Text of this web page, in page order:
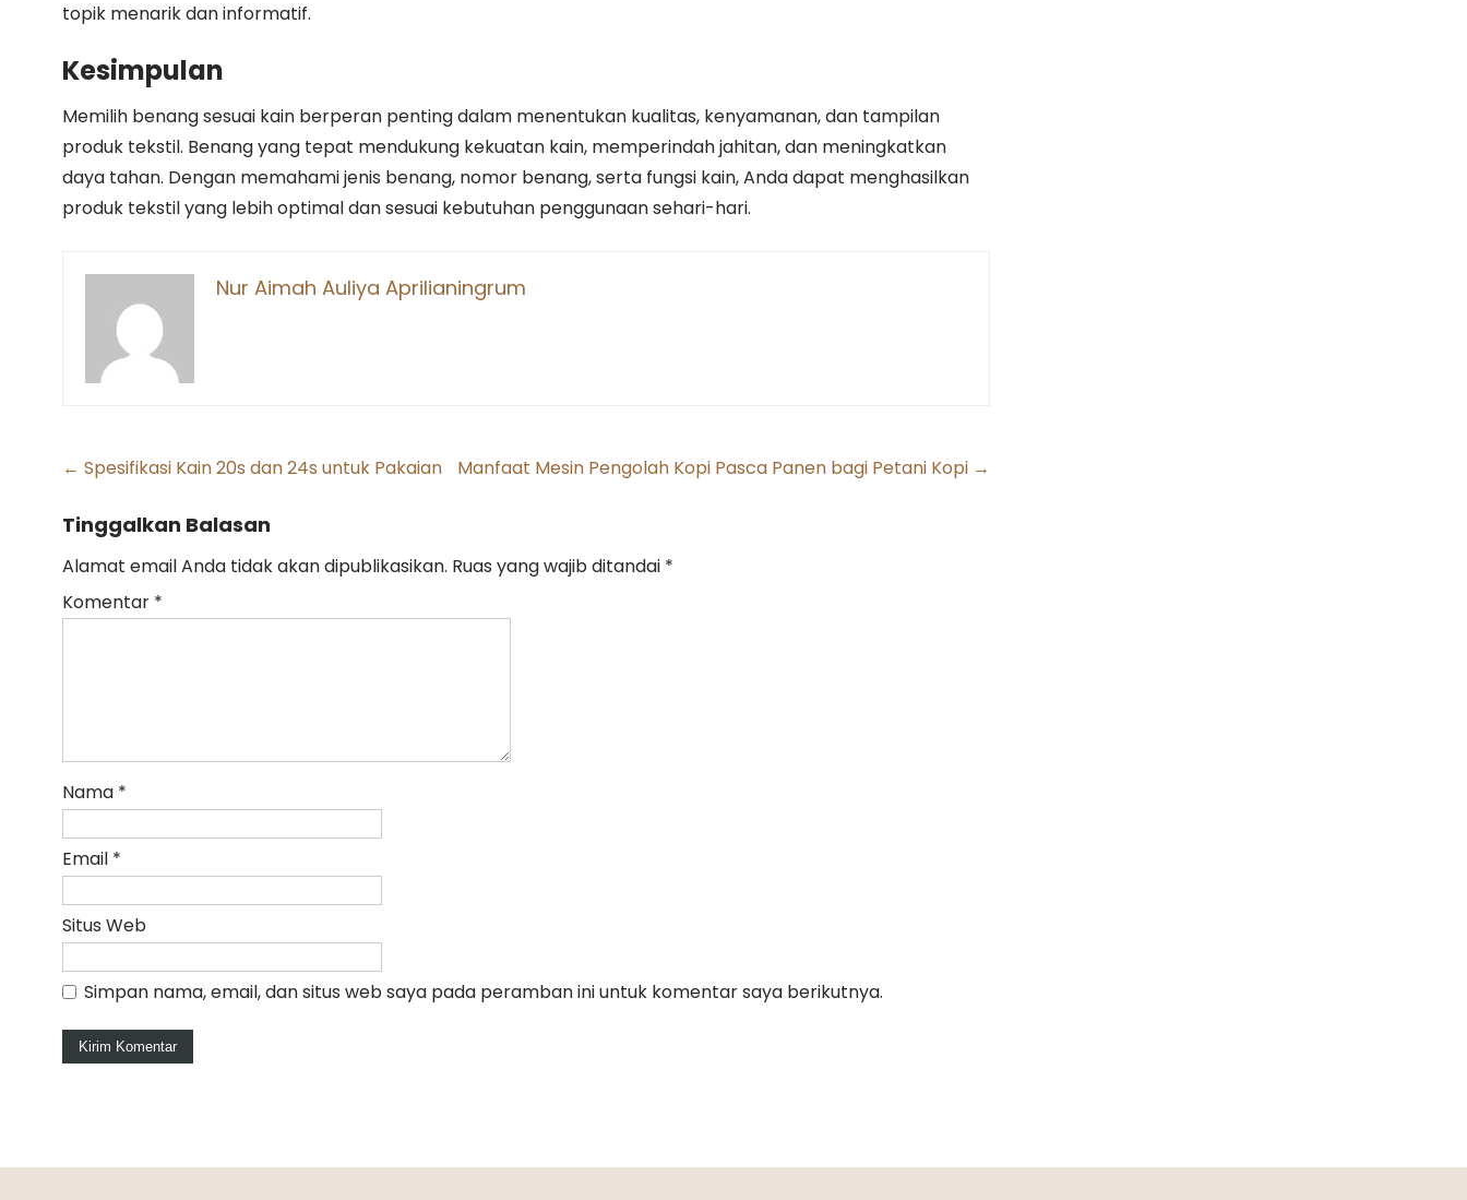
topik menarik dan informatif.
Kesimpulan
Memilih benang sesuai kain berperan penting dalam menentukan kualitas, kenyamanan, dan tampilan
produk tekstil. Benang yang tepat mendukung kekuatan kain, memperindah jahitan, dan meningkatkan
daya tahan. Dengan memahami jenis benang, nomor benang, serta fungsi kain, Anda dapat menghasilkan
produk tekstil yang lebih optimal dan sesuai kebutuhan penggunaan sehari-hari.
Nur Aimah Auliya Aprilianingrum
Post
navigation
← Spesifikasi Kain 20s dan 24s untuk Pakaian Manfaat Mesin Pengolah Kopi Pasca Panen bagi Petani Kopi →
Tinggalkan Balasan
Alamat email Anda tidak akan dipublikasikan. Ruas yang wajib ditandai *
Komentar *
Nama *
Email *
Situs Web
Simpan nama, email, dan situs web saya pada peramban ini untuk komentar saya berikutnya.